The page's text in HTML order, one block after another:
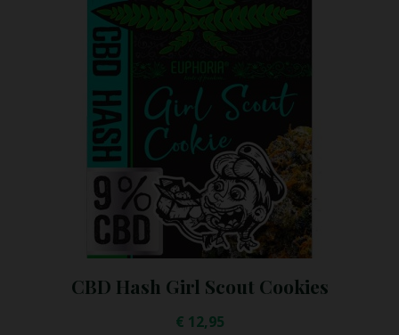
CBD Solid Pineapple
10%, 3,8%